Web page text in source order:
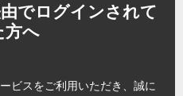
でログインされて
方へ
ビスをご利用いただき、誠に